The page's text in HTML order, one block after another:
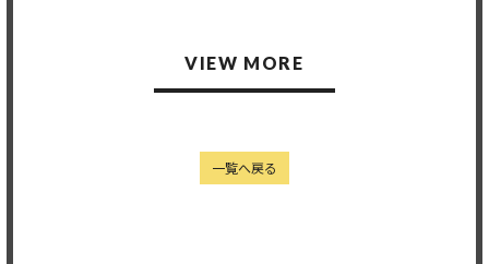
VIEW MORE
一覧へ戻る